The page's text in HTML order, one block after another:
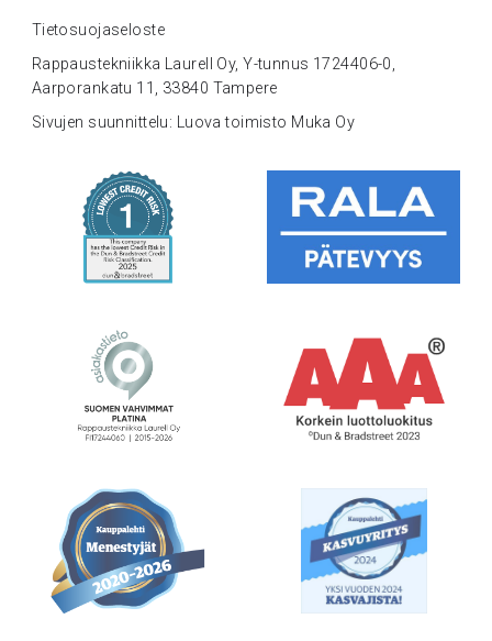
Tietosuojaseloste
Rappaustekniikka Laurell Oy, Y-tunnus 1724406-0,
Aarporankatu 11, 33840 Tampere
Sivujen suunnittelu: Luova toimisto Muka Oy